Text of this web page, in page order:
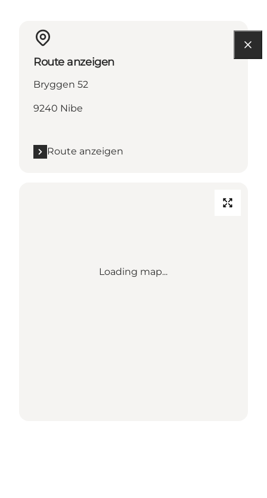
Route anzeigen
Bryggen 52
9240 Nibe
Route anzeigen
Loading map...